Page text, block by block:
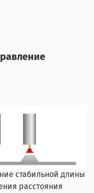
стабильной длины
расстояния